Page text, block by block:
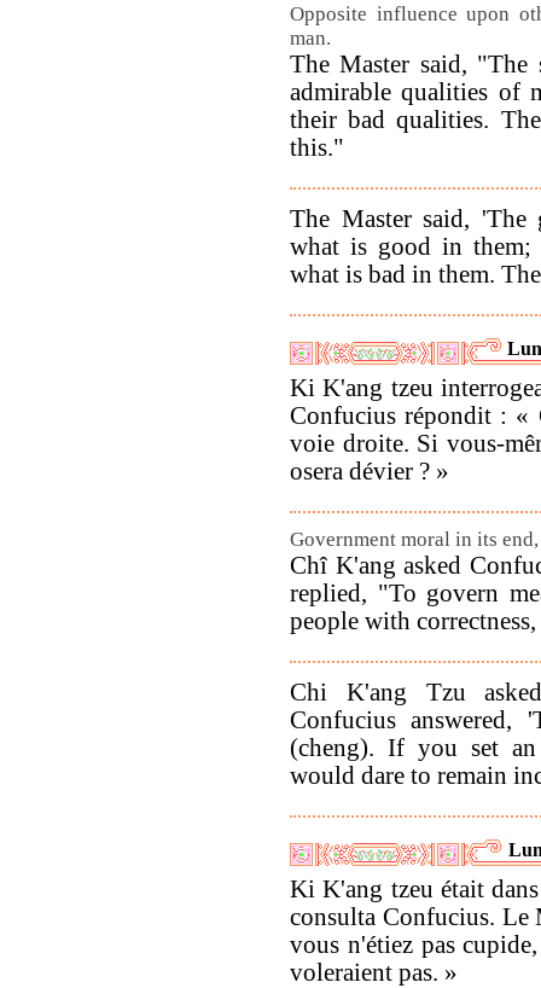
Opposite influence upon
man.
The Master said, "The
admirable qualities of
their bad qualities.
this."
The Master said, 'The
what is good in them;
what is bad in them.
Ki K'ang tzeu
Confucius répondit : «
voie droite. Si vous-
osera dévier ? »
Government moral in its
Chî K'ang asked
replied, "To govern
people with
Chi K'ang Tzu
Confucius answered,
(cheng). If you set
would dare to remain
Ki K'ang tzeu était
consulta Confucius.
vous n'étiez pas
voleraient pas. »